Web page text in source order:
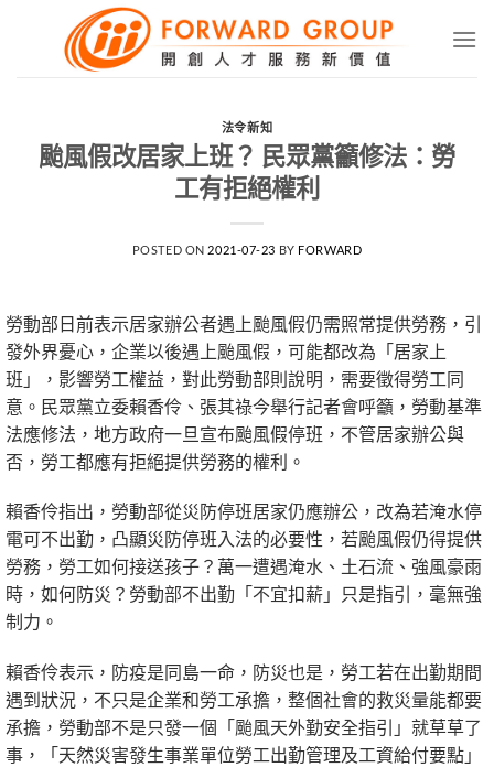
法令新知
颱風假改居家上班？ 民眾黨籲修法：勞
工有拒絕權利
POSTED ON 2021-07-23 BY FORWARD
勞動部日前表示居家辦公者遇上颱風假仍需照常提供勞務，引
發外界憂心，企業以後遇上颱風假，可能都改為「居家上
班」，影響勞工權益，對此勞動部則說明，需要徵得勞工同
意。民眾黨立委賴香伶、張其祿今舉行記者會呼籲，勞動基準
法應修法，地方政府一旦宣布颱風假停班，不管居家辦公與
否，勞工都應有拒絕提供勞務的權利。
賴香伶指出，勞動部從災防停班居家仍應辦公，改為若淹水停
電可不出勤，凸顯災防停班入法的必要性，若颱風假仍得提供
勞務，勞工如何接送孩子？萬一遭遇淹水、土石流、強風豪雨
時，如何防災？勞動部不出勤「不宜扣薪」只是指引，毫無強
制力。
賴香伶表示，防疫是同島一命，防災也是，勞工若在出勤期間
遇到狀況，不只是企業和勞工承擔，整個社會的救災量能都要
承擔，勞動部不是只發一個「颱風天外勤安全指引」就草草了
事，「天然災害發生事業單位勞工出勤管理及工資給付要點」